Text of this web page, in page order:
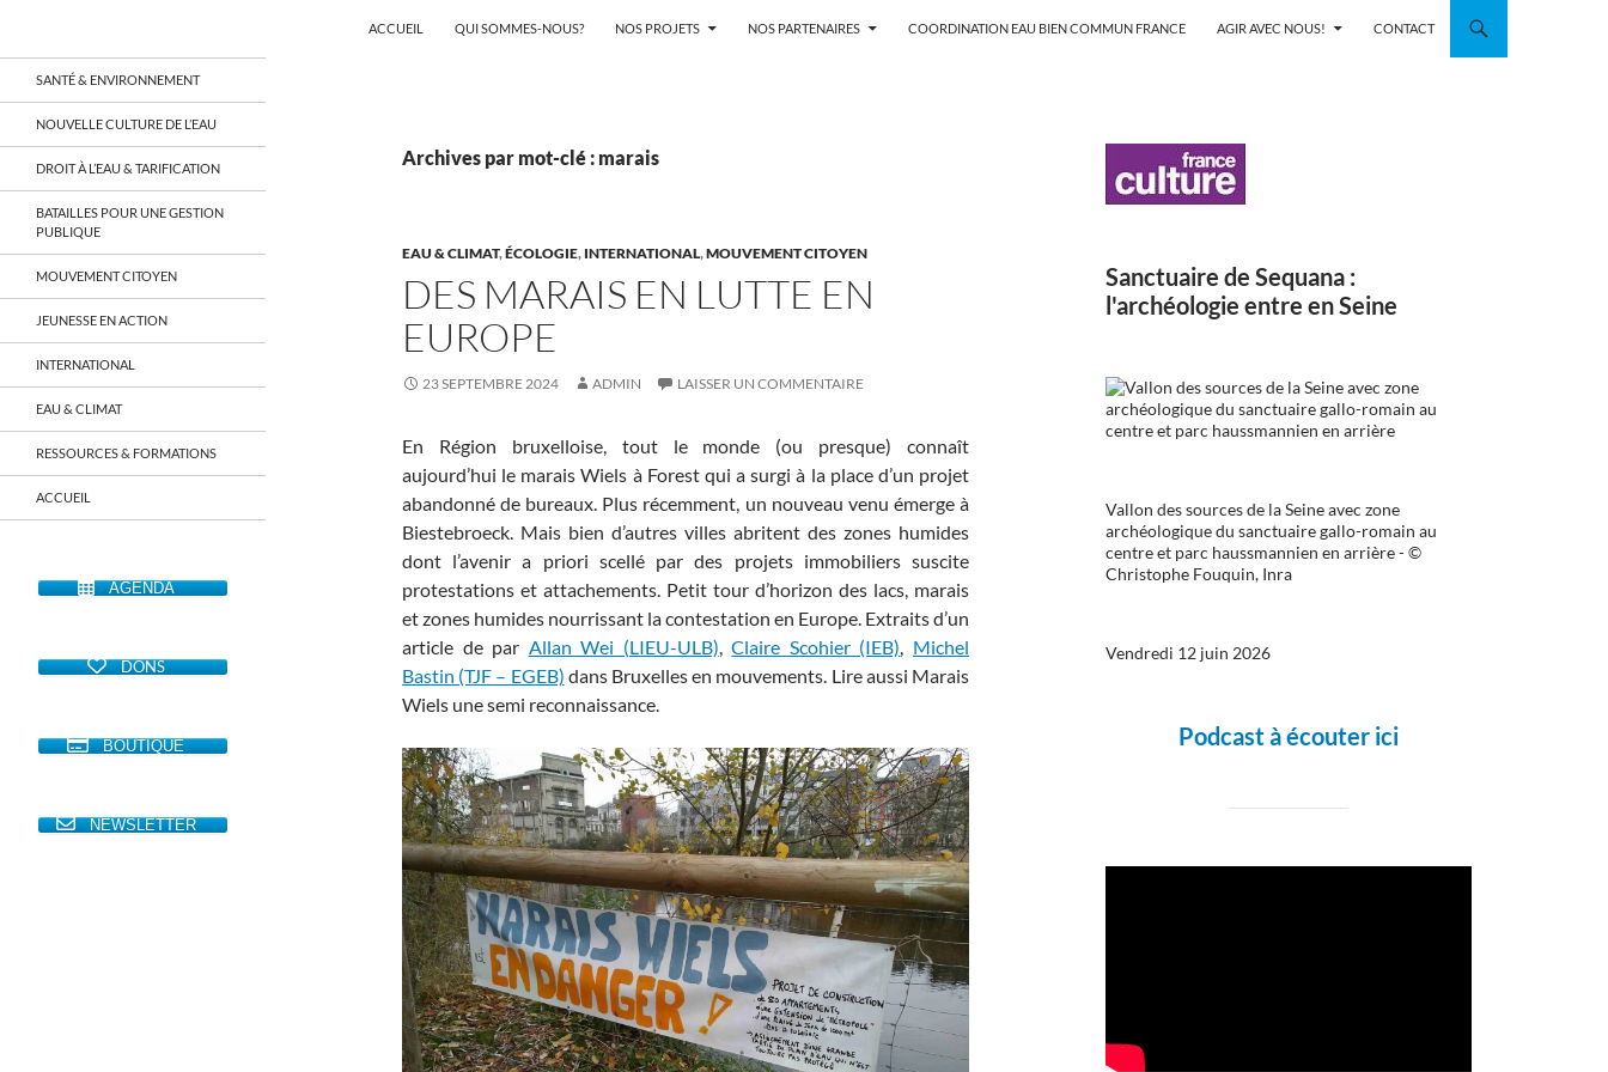
Aller
au
contenu
ACCUEIL QUI SOMMES-NOUS? NOS PROJETS NOS PARTENAIRES COORDINATION EAU BIEN COMMUN FRANCE AGIR AVEC NOUS! CONTACT
Archives par mot-clé : marais
EAU & CLIMAT,ÉCOLOGIE, INTERNATIONAL,MOUVEMENT CITOYEN
DES MARAIS EN LUTTE EN
EUROPE
23 SEPTEMBRE 2024 ADMIN LAISSER UN COMMENTAIRE
En Région bruxelloise, tout le monde (ou presque) connaît
aujourd’hui le marais Wiels à Forest qui a surgi à la place d’un projet
abandonné de bureaux. Plus récemment, un nouveau venu émerge à
Biestebroeck. Mais bien d’autres villes abritent des zones humides
dont l’avenir a priori scellé par des projets immobiliers suscite
protestations et attachements. Petit tour d’horizon des lacs, marais
et zones humides nourrissant la contestation en Europe. Extraits d’un
article de par Allan Wei (LIEU-ULB),Claire Scohier (IEB), Michel
Bastin (TJF – EGEB) dans Bruxelles en mouvements. Lire aussi Marais
Wiels une semi reconnaissance.
Sanctuaire de Sequana :
l'archéologie entre en Seine
Vallon des sources de la Seine avec zone
archéologique du sanctuaire gallo-romain au
centre et parc haussmannien en arrière - ©
Christophe Fouquin, Inra
Vendredi 12 juin 2026
Podcast à écouter ici
un réseau qui réunit citoyens et
associations autour de la ressource
territoire français, sur tous les
économique, juridique, de la santé,
culturel…
SANTÉ & ENVIRONNEMENT
NOUVELLE CULTURE DE L’EAU
DROIT À L’EAU & TARIFICATION
BATAILLES POUR UNE GESTION
PUBLIQUE
MOUVEMENT CITOYEN
JEUNESSE EN ACTION
INTERNATIONAL
EAU & CLIMAT
RESSOURCES & FORMATIONS
ACCUEIL
AGENDA
DONS
BOUTIQUE
NEWSLETTER